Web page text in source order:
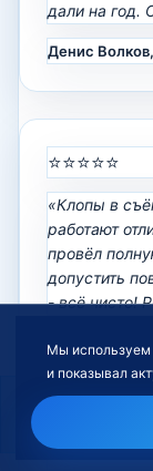
дали на год.
Денис
⭐⭐⭐⭐⭐
«Клопы в
работают
провёл
допустить
- всё чисто!
Ольга
⭐⭐⭐⭐⭐
Нужна обработка
Мы используем
и показывал